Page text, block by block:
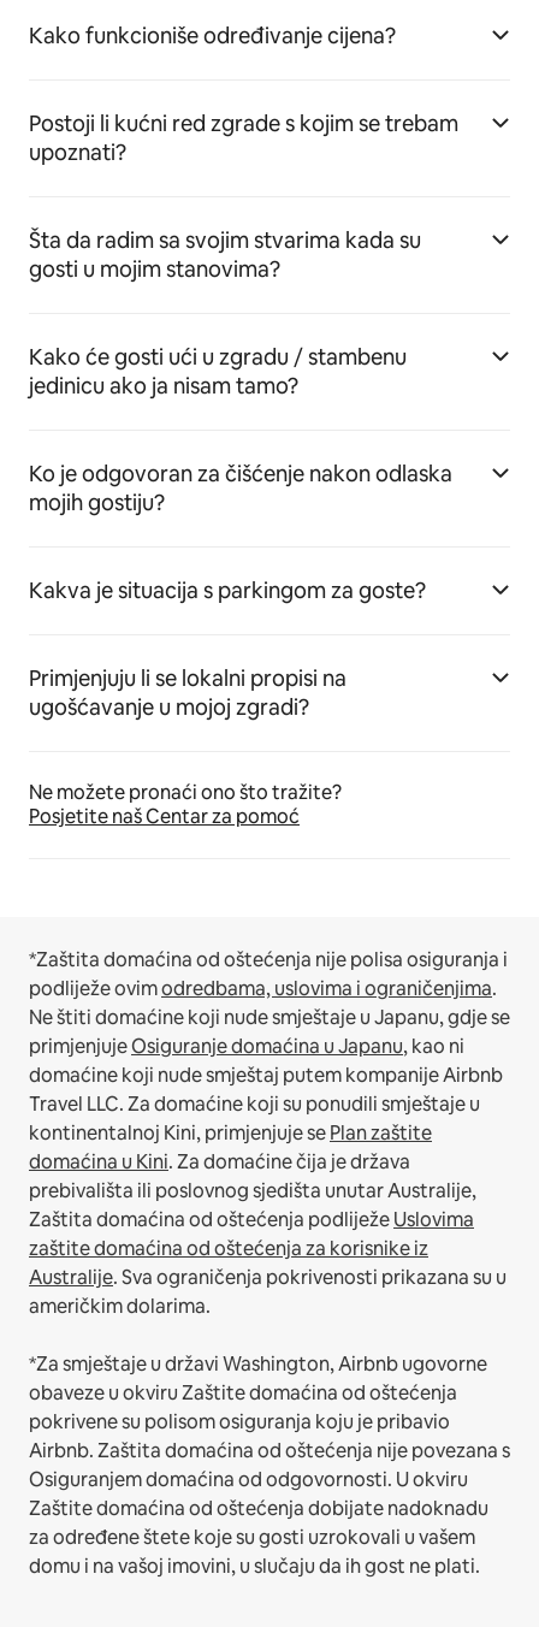
Kako funkcioniše određivanje cijena?
Postoji li kućni red zgrade s kojim se trebam
upoznati?
Šta da radim sa svojim stvarima kada su
gosti u mojim stanovima?
Kako će gosti ući u zgradu / stambenu
jedinicu ako ja nisam tamo?
Ko je odgovoran za čišćenje nakon odlaska
mojih gostiju?
Kakva je situacija s parkingom za goste?
Primjenjuju li se lokalni propisi na
ugošćavanje u mojoj zgradi?
Ne možete pronaći ono što tražite?
Posjetite naš Centar za pomoć
*Zaštita domaćina od oštećenja nije polisa osiguranja i
podliježe ovimodredbama, uslovima i ograničenjima.
Ne štiti domaćine koji nude smještaje u Japanu, gdje se
primjenjujeOsiguranje domaćina u Japanu, kao ni
domaćine koji nude smještaj putem kompanije Airbnb
Travel LLC.Za domaćine koji su ponudili smještaje u
kontinentalnoj Kini, primjenjuje sePlan zaštite
domaćina u Kini.Za domaćine čija je država
prebivališta ili poslovnog sjedišta unutar Australije,
Zaštita domaćina od oštećenja podliježeUslovima
zaštite domaćina od oštećenja za korisnike iz
Australije. Sva ograničenja pokrivenosti prikazana su u
američkim dolarima.
*Za smještaje u državi Washington, Airbnb ugovorne
obaveze u okviru Zaštite domaćina od oštećenja
pokrivene su polisom osiguranja koju je pribavio
Airbnb. Zaštita domaćina od oštećenja nije povezana s
Osiguranjem domaćina od odgovornosti. U okviru
Zaštite domaćina od oštećenja dobijate nadoknadu
za određene štete koje su gosti uzrokovali u vašem
domu i na vašoj imovini, u slučaju da ih gost ne plati.